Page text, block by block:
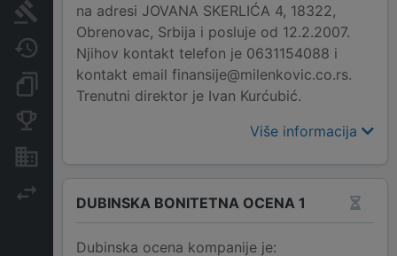
Sudski sporovi
Javne nabavke
Dokumenti i objave
na adresi JOVANA SKERLIĆA 4, 18322,
Obrenovac, Srbija i posluje od 12.2.2007.
Njihov kontakt telefon je 0631154088 i
kontakt email finansije@milenkovic.co.rs.
Trenutni direktor je Ivan Kurćubić.
Više informacija
DUBINSKA BONITETNA OCENA 1
Dubinska ocena kompanije je: